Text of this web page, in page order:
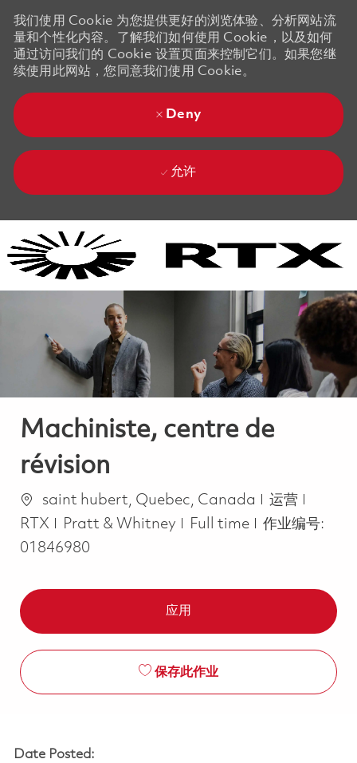
我们使用 Cookie 为您提供更好的浏览体验、分析网站流
量和个性化内容。了解我们如何使用 Cookie，以及如何
通过访问我们的 Cookie 设置页面来控制它们。如果您继
续使用此网站，您同意我们使用 Cookie。
Deny
允许
Machiniste, centre de
révision
位置saint hubert, Quebec, Canada 类别
运营
RTX
Pratt & Whitney Job Type
Full time
作业编号:
01846980
应用
保存此作业
Date Posted: